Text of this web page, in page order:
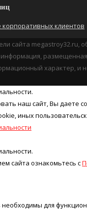
клиентов
сайта megastroy32.ru,
размещенная
характер, и
наш cайт, Вы даете
иных
сайта ознакомьтесь с
для